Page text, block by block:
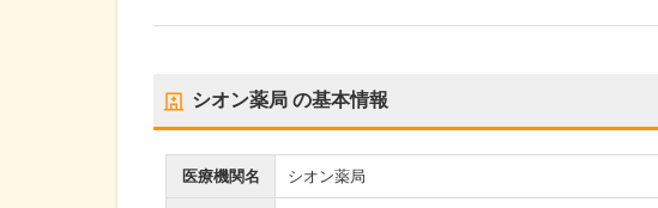
シオン薬局 の基本情報
医療機関名 シオン薬局